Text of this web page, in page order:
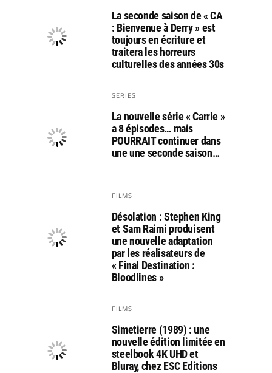
La seconde saison de « CA
: Bienvenue à Derry » est
toujours en écriture et
traitera les horreurs
culturelles des années 30s
SERIES
La nouvelle série « Carrie »
a 8 épisodes… mais
POURRAIT continuer dans
une une seconde saison…
FILMS
Désolation : Stephen King
et Sam Raimi produisent
une nouvelle adaptation
par les réalisateurs de
« Final Destination :
Bloodlines »
FILMS
Simetierre (1989) : une
nouvelle édition limitée en
steelbook 4K UHD et
Bluray, chez ESC Editions